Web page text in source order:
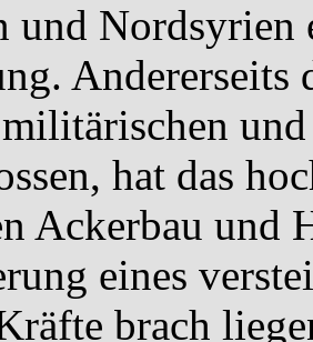
und Nordsyrien
Andererseits
hat das
Ackerbau und
eines
brach